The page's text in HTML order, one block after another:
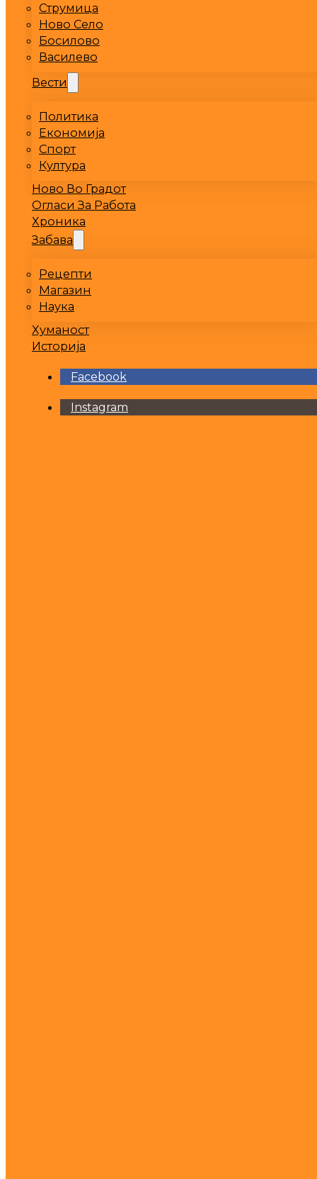
Струмица
Ново Село
Босилово
Василево
Вести
Политика
Економија
Спорт
Култура
Ново Во Градот
Огласи За Работа
Хроника
Забава
Рецепти
Магазин
Наука
Хуманост
Историја
Facebook
Instagram